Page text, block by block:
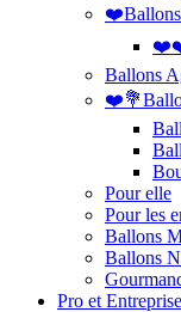
❤️Ballons
Ballons
Pour elle
Pour les
Ballons
Ballons
Pro et